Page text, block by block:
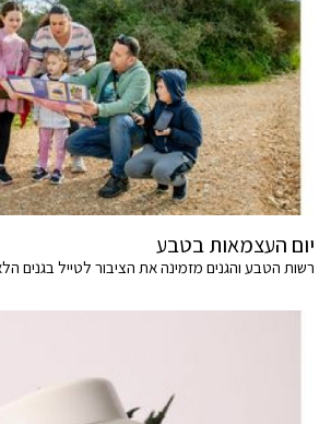
יום העצמאות בטבע
רשות הטבע והגנים מזמינה את הציבור לטייל בגנים